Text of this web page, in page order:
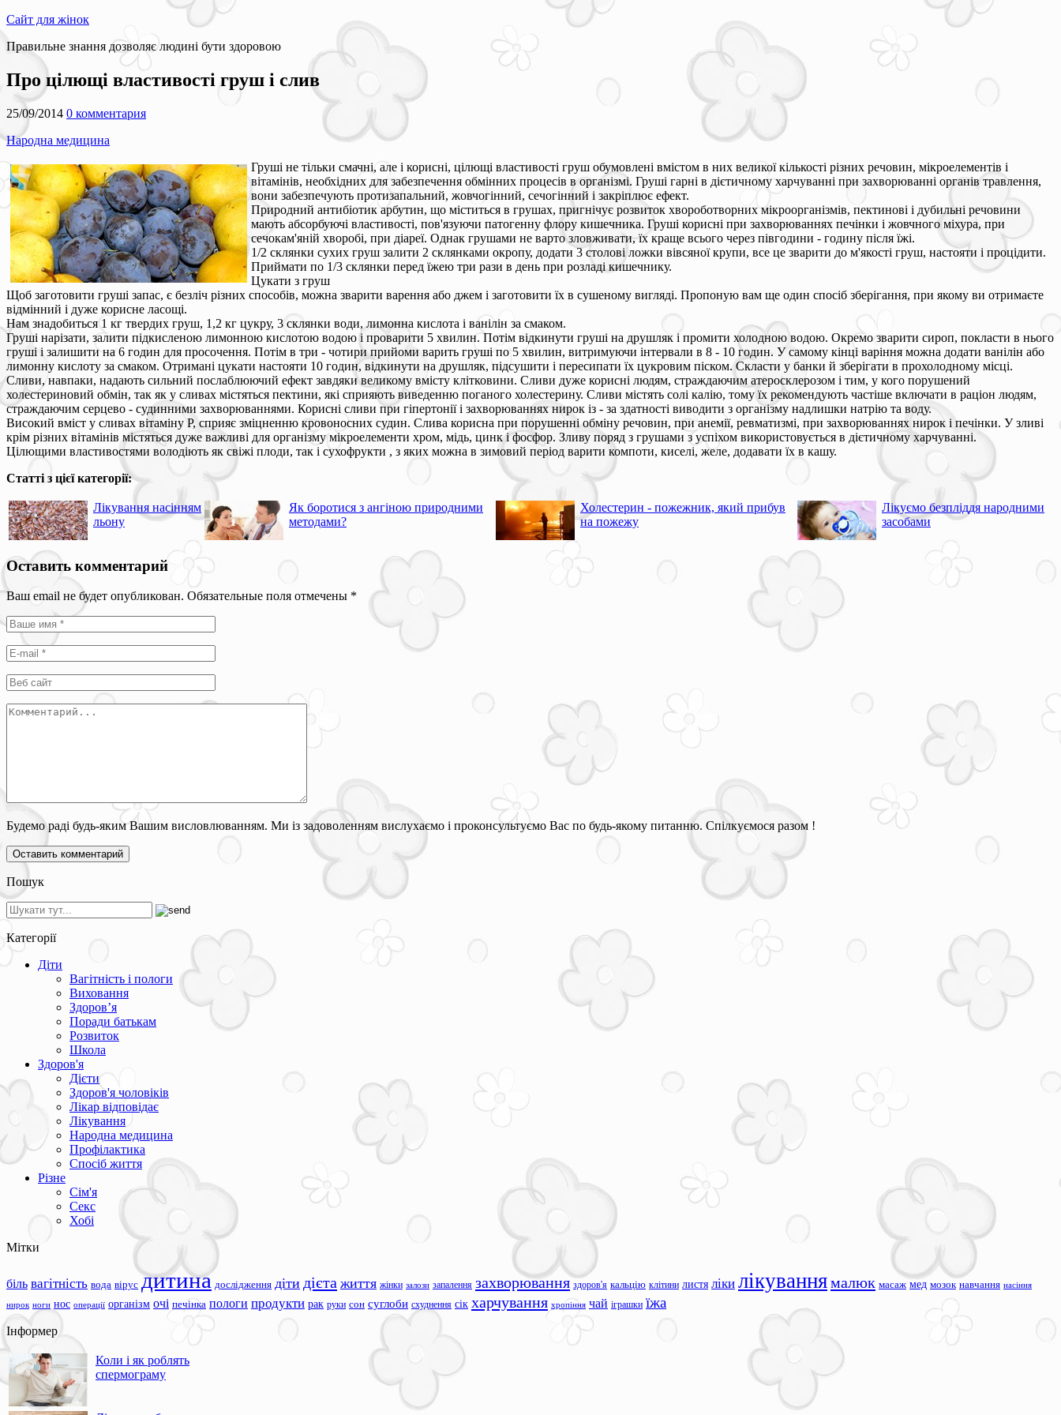
Сайт для жінок
Правильне знання дозволяє людині бути здоровою
Про цілющі властивості груш і слив
25/09/2014 0 комментария
Народна медицина
Груші не тільки смачні, але і корисні, цілющі властивості груш обумовлені вмістом в них великої кількості різних речовин, мікроелементів і
вітамінів, необхідних для забезпечення обмінних процесів в організмі. Груші гарні в дієтичному харчуванні при захворюванні органів травлення,
вони забезпечують протизапальний, жовчогінний, сечогінний і закріплює ефект.
Природний антибіотик арбутин, що міститься в грушах, пригнічує розвиток хвороботворних мікроорганізмів, пектинові і дубильні речовини
мають абсорбуючі властивості, пов'язуючи патогенну флору кишечника. Груші корисні при захворюваннях печінки і жовчного міхура, при
сечокам'яній хворобі, при діареї. Однак грушами не варто зловживати, їх краще всього через півгодини - годину після їжі.
1/2 склянки сухих груш залити 2 склянками окропу, додати 3 столові ложки вівсяної крупи, все це зварити до м'якості груш, настояти і процідити.
Приймати по 1/3 склянки перед їжею три рази в день при розладі кишечнику.
Цукати з груш
Щоб заготовити груші запас, є безліч різних способів, можна зварити варення або джем і заготовити їх в сушеному вигляді. Пропоную вам ще один спосіб зберігання, при якому ви отримаєте
відмінний і дуже корисне ласощі.
Нам знадобиться 1 кг твердих груш, 1,2 кг цукру, 3 склянки води, лимонна кислота і ванілін за смаком.
Груші нарізати, залити підкисленою лимонною кислотою водою і проварити 5 хвилин. Потім відкинути груші на друшляк і промити холодною водою. Окремо зварити сироп, покласти в нього
груші і залишити на 6 годин для просочення. Потім в три - чотири прийоми варить груші по 5 хвилин, витримуючи інтервали в 8 - 10 годин. У самому кінці варіння можна додати ванілін або
лимонну кислоту за смаком. Отримані цукати настояти 10 годин, відкинути на друшляк, підсушити і пересипати їх цукровим піском. Скласти у банки й зберігати в прохолодному місці.
Сливи, навпаки, надають сильний послаблюючий ефект завдяки великому вмісту клітковини. Сливи дуже корисні людям, страждаючим атеросклерозом і тим, у кого порушений
холестериновий обмін, так як у сливах містяться пектини, які сприяють виведенню поганого холестерину. Сливи містять солі калію, тому їх рекомендують частіше включати в раціон людям,
страждаючим серцево - судинними захворюваннями. Корисні сливи при гіпертонії і захворюваннях нирок із - за здатності виводити з організму надлишки натрію та воду.
Високий вміст у сливах вітаміну Р, сприяє зміцненню кровоносних судин. Слива корисна при порушенні обміну речовин, при анемії, ревматизмі, при захворюваннях нирок і печінки. У зливі
крім різних вітамінів містяться дуже важливі для організму мікроелементи хром, мідь, цинк і фосфор. Зливу поряд з грушами з успіхом використовується в дієтичному харчуванні.
Цілющими властивостями володіють як свіжі плоди, так і сухофрукти , з яких можна в зимовий період варити компоти, киселі, желе, додавати їх в кашу.
Статті з цієї категорії:
Лікування насінням
льону
Як боротися з ангіною природними
методами?
Холестерин - пожежник, який прибув
на пожежу
Лікуємо безпліддя народними
засобами
Оставить комментарий
Ваш email не будет опубликован. Обязательные поля отмечены *
Будемо раді будь-яким Вашим висловлюванням. Ми із задоволенням вислухаємо і проконсультуємо Вас по будь-якому питанню. Спілкуємося разом !
Пошук
Категорії
Діти
Вагітність і пологи
Виховання
Здоров’я
Поради батькам
Розвиток
Школа
Здоров'я
Дієти
Здоров'я чоловіків
Лікар відповідає
Лікування
Народна медицина
Профілактика
Спосіб життя
Різне
Сім'я
Секс
Хобі
Мітки
біль вагітність вода вірус дитина дослідження діти дієта життя жінки залози запалення захворювання здоров'я кальцію клітини листя ліки лікуваннямалюк масаж мед мозок навчання насіння
нирок ноги нос операції організм очі печінка пологи продукти рак руки сон суглоби схуднення сік харчування хропіння чай іграшки їжа
Інформер
Коли і як роблять
спермограму